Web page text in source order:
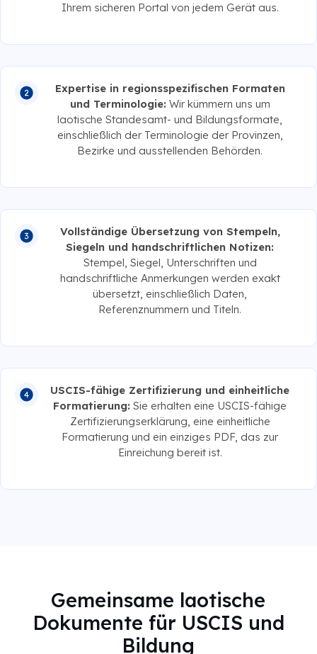
Ihrem sicheren Portal von jedem Gerät aus.
Expertise in regionsspezifischen Formaten
und Terminologie: Wir kümmern uns um
laotische Standesamt- und Bildungsformate,
einschließlich der Terminologie der Provinzen,
Bezirke und ausstellenden Behörden.
Vollständige Übersetzung von Stempeln,
Siegeln und handschriftlichen Notizen:
Stempel, Siegel, Unterschriften und
handschriftliche Anmerkungen werden exakt
übersetzt, einschließlich Daten,
Referenznummern und Titeln.
USCIS-fähige Zertifizierung und einheitliche
Formatierung: Sie erhalten eine USCIS-fähige
Zertifizierungserklärung, eine einheitliche
Formatierung und ein einziges PDF, das zur
Einreichung bereit ist.
Gemeinsame laotische
Dokumente für USCIS und
Bildung